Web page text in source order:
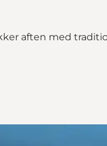
aften med
Kloster"
on_map